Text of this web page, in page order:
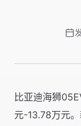
比亚迪海狮
元-13.78万元